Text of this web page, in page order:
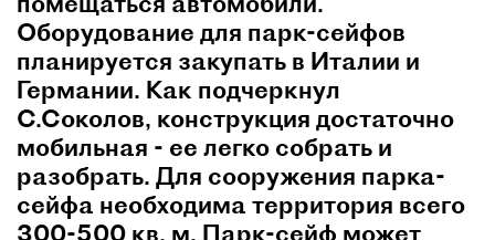
Оборудование для парк-сейфов
планируется закупать в Италии и
Германии. Как подчеркнул
С.Соколов, конструкция достаточно
мобильная - ее легко собрать и
разобрать. Для сооружения парка-
сейфа необходима территория всего
300-500 кв. м. Парк-сейф может